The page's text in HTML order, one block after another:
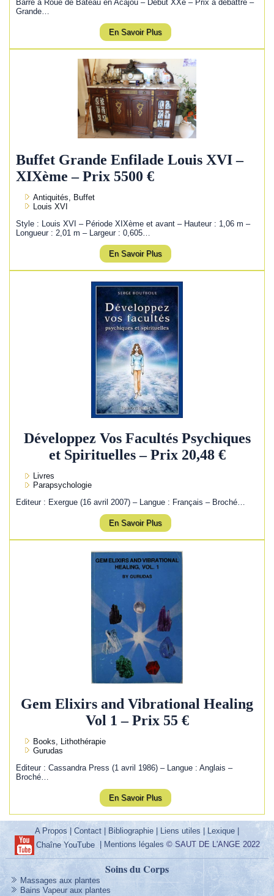
Barre à Roue de Bateau en Acajou – Début XXe – Prix à débattre –
Grande…
En Savoir Plus
Buffet Grande Enfilade Louis XVI –
XIXème – Prix 5500 €
Antiquités, Buffet
Louis XVI
Style : Louis XVI – Période XIXème et avant – Hauteur : 1,06 m –
Longueur : 2,01 m – Largeur : 0,605…
En Savoir Plus
Développez Vos Facultés Psychiques
et Spirituelles – Prix 20,48 €
Livres
Parapsychologie
Editeur : Exergue (16 avril 2007) – Langue : Français – Broché…
En Savoir Plus
Gem Elixirs and Vibrational Healing
Vol 1 – Prix 55 €
Books, Lithothérapie
Gurudas
Editeur : Cassandra Press (1 avril 1986) – Langue : Anglais –
Broché…
En Savoir Plus
A Propos |Contact | Bibliographie | Liens utiles| Lexique |
Chaîne YouTube| Mentions légales © SAUT DE L'ANGE 2022
Soins du Corps
Massages aux plantes
Bains Vapeur aux plantes